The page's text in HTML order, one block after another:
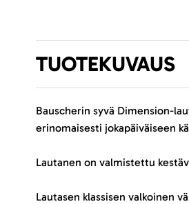
TUOTEKUVAUS
Bauscherin syvä Dimension-
erinomaisesti jokapäiväiseen
Lautanen on valmistettu
Lautasen klassisen valkoinen